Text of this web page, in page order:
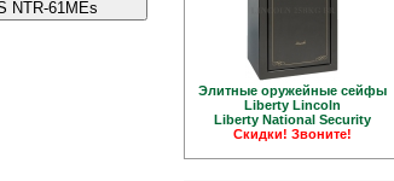
Элитные оружейные сейфы
Liberty Linсoln
Liberty National Security
Скидки! Звоните!